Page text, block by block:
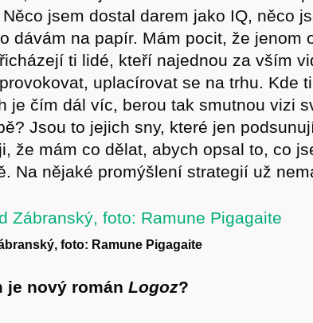
jsem dostal darem jako IQ, něco
dávám na papír. Mám pocit, že jenom
ti lidé, kteří najednou za vším
uplacírovat se na trhu. Kde
je čím dál víc, berou tak smutnou vizi
Jsou to jejich sny, které jen
že mám co dělat, abych opsal to, co
Na nějaké promýšlení strategií už
foto: Ramune Pigagaite
je nový román Logoz?